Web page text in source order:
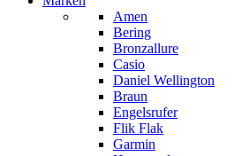
Amen
Bering
Bronzallure
Casio
Daniel Wellington
Braun
Engelsrufer
Flik Flak
Garmin